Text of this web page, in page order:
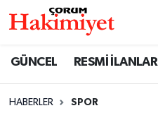
GÜNCEL RESMİ İLANLAR
HABERLER SPOR
Nöbetçi Eczaneler